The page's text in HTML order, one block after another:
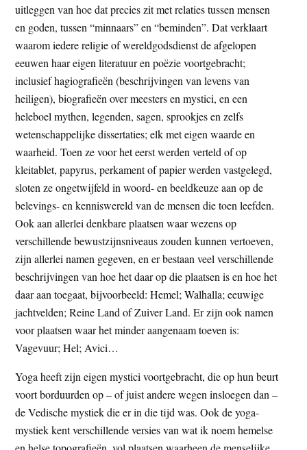
uitleggen van hoe dat precies zit met relaties tussen mensen
en goden, tussen “minnaars” en “beminden”. Dat verklaart
waarom iedere religie of wereldgodsdienst de afgelopen
eeuwen haar eigen literatuur en poëzie voortgebracht;
inclusief hagiografieën (beschrijvingen van levens van
heiligen), biografieën over meesters en mystici, en een
heleboel mythen, legenden, sagen, sprookjes en zelfs
wetenschappelijke dissertaties; elk met eigen waarde en
waarheid. Toen ze voor het eerst werden verteld of op
kleitablet, papyrus, perkament of papier werden vastgelegd,
sloten ze ongetwijfeld in woord- en beeldkeuze aan op de
belevings- en kenniswereld van de mensen die toen leefden.
Ook aan allerlei denkbare plaatsen waar wezens op
verschillende bewustzijnsniveaus zouden kunnen vertoeven,
zijn allerlei namen gegeven, en er bestaan veel verschillende
beschrijvingen van hoe het daar op die plaatsen is en hoe het
daar aan toegaat, bijvoorbeeld: Hemel; Walhalla; eeuwige
jachtvelden; Reine Land of Zuiver Land. Er zijn ook namen
voor plaatsen waar het minder aangenaam toeven is:
Vagevuur; Hel; Avici…
Yoga heeft zijn eigen mystici voortgebracht, die op hun beurt
voort borduurden op – of juist andere wegen insloegen dan –
de Vedische mystiek die er in die tijd was. Ook de yoga-
mystiek kent verschillende versies van wat ik noem hemelse